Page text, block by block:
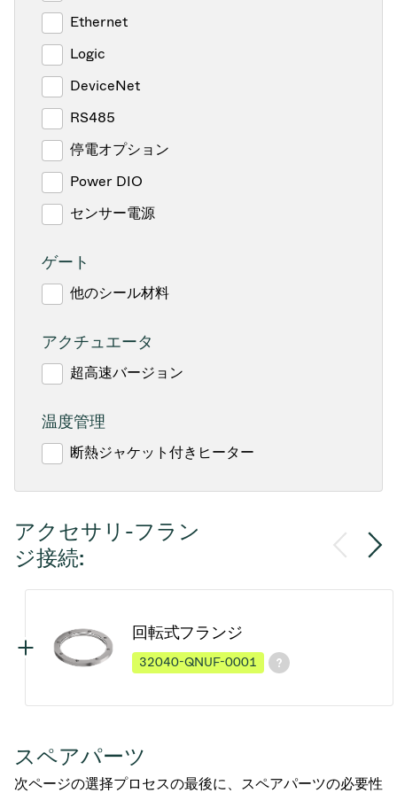
Ethernet
Logic
DeviceNet
RS485
停電オプション
Power DIO
センサー電源
ゲート
他のシール材料
アクチュエータ
超高速バージョン
温度管理
断熱ジャケット付きヒーター
アクセサリ-フラン
ジ接続:
回転式フランジ
32040-QNUF-0001
スペアパーツ
次ページの選择プロセスの最後に、スペアパーツの必要性